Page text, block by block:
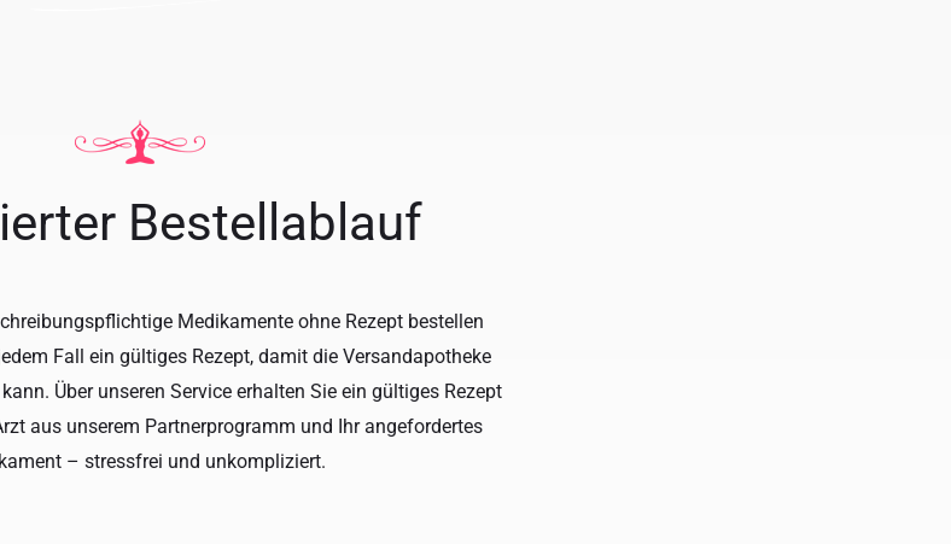
Bestellablauf
Medikamente ohne Rezept bestellen
Fall ein gültiges Rezept, damit die Versandapotheke
Über unseren Service erhalten Sie ein gültiges Rezept
aus unserem Partnerprogramm und Ihr angefordertes
– stressfrei und unkompliziert.